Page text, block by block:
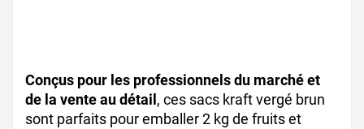
Conçus pour les professionnels du marché et
de la vente au détail , ces sacs kraft vergé brun
sont parfaits pour emballer 2 kg de fruits et